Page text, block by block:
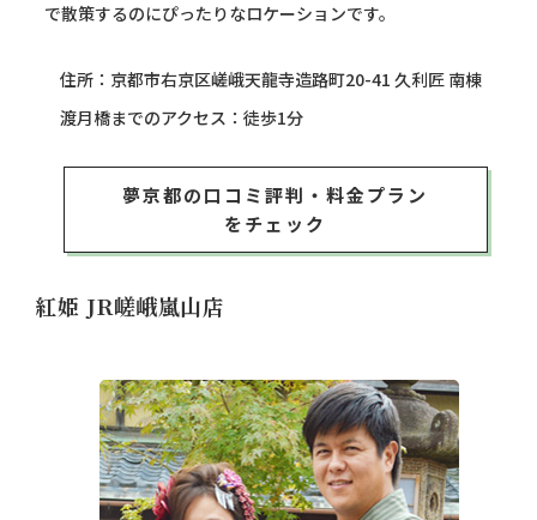
で散策するのにぴったりなロケーションです。
住所：京都市右京区嵯峨天龍寺造路町20-41 久利匠 南棟
渡月橋までのアクセス：徒歩1分
夢京都の口コミ評判・料金プラン
をチェック
紅姫 JR嵯峨嵐山店